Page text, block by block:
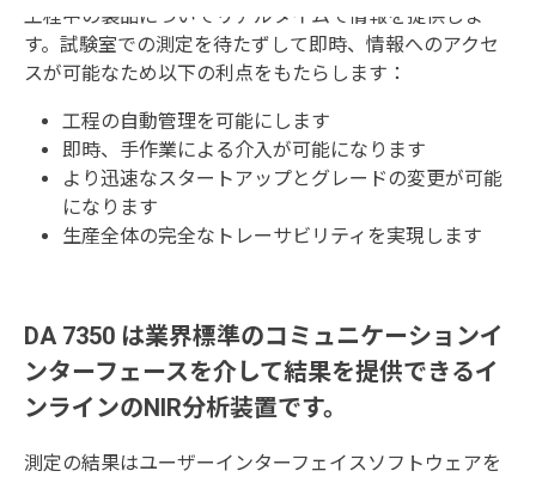
工程中の製品についてリアルタイムで情報を提供しま
す。試験室での測定を待たずして即時、情報へのアクセ
スが可能なため以下の利点をもたらします：
工程の自動管理を可能にします
即時、手作業による介入が可能になります
より迅速なスタートアップとグレードの変更が可能
になります
生産全体の完全なトレーサビリティを実現します
DA 7350 は業界標準のコミュニケーションイ
ンターフェースを介して結果を提供できるイ
ンラインのNIR分析装置です。
測定の結果はユーザーインターフェイスソフトウェアを